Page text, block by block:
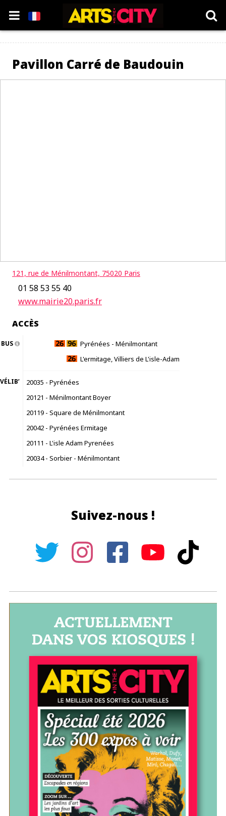
Pavillon Carré de Baudouin
121, rue de Ménilmontant, 75020 Paris
01 58 53 55 40
www.mairie20.paris.fr
ACCÈS
BUS
Pyrénées - Ménilmontant
L'ermitage, Villiers de L'isle-Adam
VÉLIB’
20035 - Pyrénées
20121 - Ménilmontant Boyer
20119 - Square de Ménilmontant
20042 - Pyrénées Ermitage
20111 - L'isle Adam Pyrenées
20034 - Sorbier - Ménilmontant
Suivez-nous !